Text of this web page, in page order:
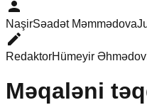
person
NaşirSəadət Məmmədova
edit
RedaktorHümeyir Əhmədov
Məqaləni